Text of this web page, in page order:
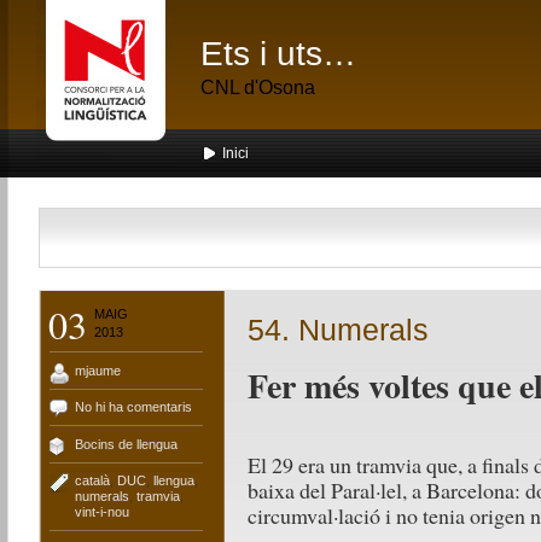
Ets i uts…
CNL d'Osona
Inici
03
MAIG
2013
mjaume
No hi ha comentaris
Bocins de llengua
català DUC ,llengua
numerals ,tramvia
vint-i-nou
54. Numerals
Fer més voltes que
El 29 era un tramvia que, a
baixa del Paral·lel, a Barcelona:
circumval·lació i no tenia origen